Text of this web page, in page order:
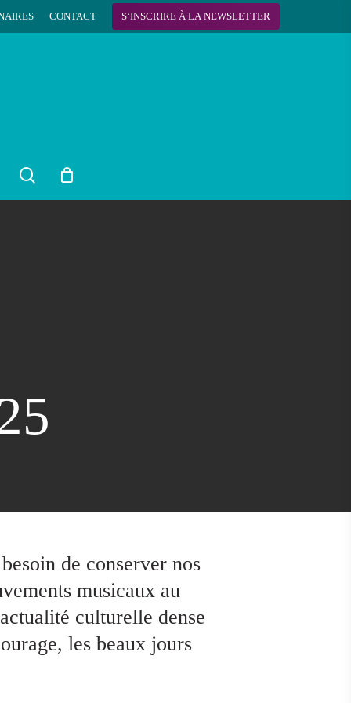
CONTACT S‘INSCRIRE À LA NEWSLETTER
search
de conserver nos
musicaux au
culturelle dense
les beaux jours